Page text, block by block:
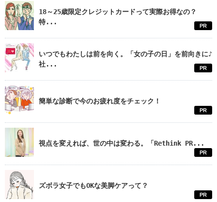
18～25歳限定クレジットカードって実際お得なの？
特...
PR
いつでもわたしは前を向く。「女の子の日」を前向きに♪
社...
PR
簡単な診断で今のお疲れ度をチェック！
PR
視点を変えれば、世の中は変わる。「Rethink PR...
PR
ズボラ女子でもOKな美脚ケアって？
PR